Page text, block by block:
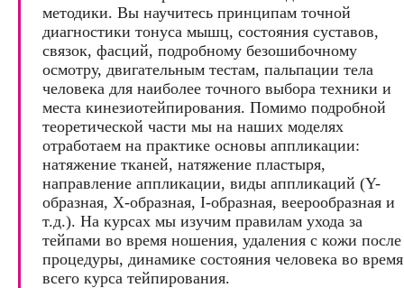
методики. Вы научитесь принципам точной
диагностики тонуса мышц, состояния суставов,
связок, фасций, подробному безошибочному
осмотру, двигательным тестам, пальпации тела
человека для наиболее точного выбора техники и
места кинезиотейпирования. Помимо подробной
теоретической части мы на наших моделях
отработаем на практике основы аппликации:
натяжение тканей, натяжение пластыря,
направление аппликации, виды аппликаций (Y-
образная, X-образная, I-образная, веерообразная и
т.д.). На курсах мы изучим правилам ухода за
тейпами во время ношения, удаления с кожи после
процедуры, динамике состояния человека во время
всего курса тейпирования.